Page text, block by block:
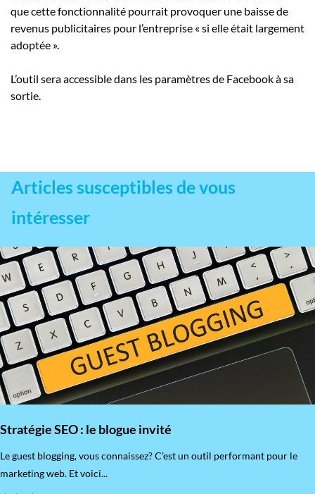
que cette fonctionnalité pourrait provoquer une baisse de
revenus publicitaires pour l’entreprise « si elle était largement
adoptée ».
L’outil sera accessible dans les paramètres de Facebook à sa
sortie.
Articles susceptibles de vous
intéresser
Stratégie SEO : le blogue invité
​Le guest blogging, vous connaissez? C’est un outil performant pour le
marketing web. Et voici...